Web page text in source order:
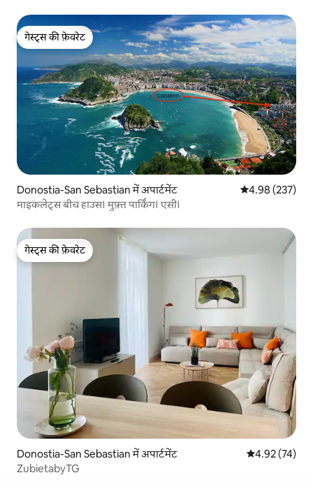
गेस्ट्स की फ़ेवरेट
गेस्ट्स की फ़ेवरेट
Donostia-San Sebastian में अपार्टमेंट औसत रेटिंग 5 में से
4.98 (237)
माइकलेट्स बीच हाउस। मुफ़्त पार्किंग। एसी।
गेस्ट्स की फ़ेवरेट
गेस्ट्स की फ़ेवरेट
Donostia-San Sebastian में अपार्टमेंट औसत रेटिंग 5 में
4.92 (74)
ZubietabyTG